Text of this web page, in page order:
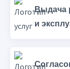
Выдача
и